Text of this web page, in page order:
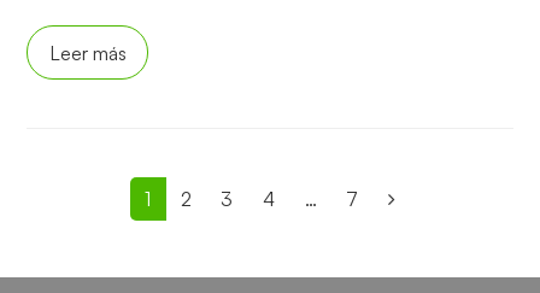
Leer más
Page
1 Page
2 Page
3 Page
4 … Page
7 Siguiente